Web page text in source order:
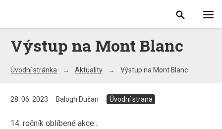
Výstup na Mont Blanc
Úvodní stránka Aktuality Výstup na Mont Blanc
28. 06. 2023 Balogh Dušan Úvodní strana
14. ročník oblíbené akce...